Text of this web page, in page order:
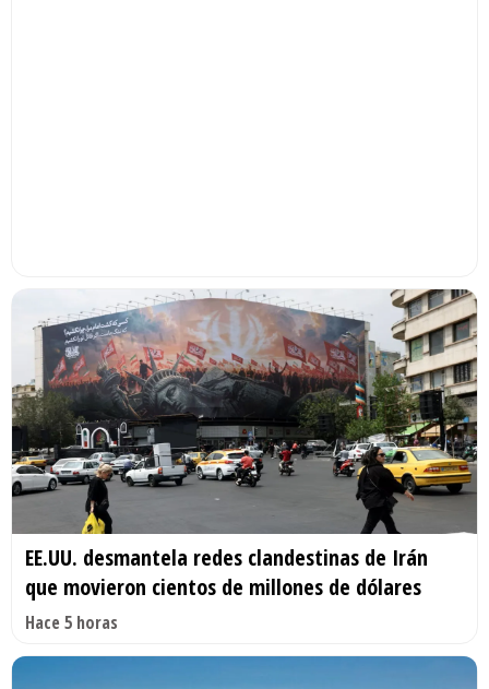
EE.UU. desmantela redes clandestinas de Irán
que movieron cientos de millones de dólares
Hace 5 horas